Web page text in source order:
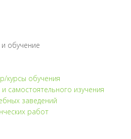
обучение
курсы обучения
и самостоятельного изучения
заведений
работ